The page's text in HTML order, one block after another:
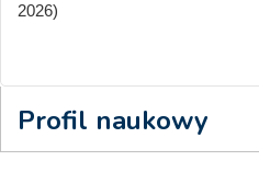
2026)
Profil naukowy